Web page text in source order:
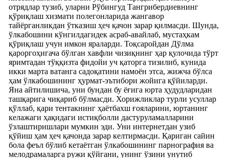
отрядлар тузиб, уларни Рўбингуд Тангрибердиевнинг
қўриқлаш хизмати полегонларида жангавор
тайёрганликдан ўтказиш ҳеч қачон зарар қилмасди. Шунда,
ўлкабошини кўнгилдагидек асраб-авайлаб, мустаҳкам
қўриқлаш учун имкон яраларди. Тоқсаройдан Дўлма
қароргоҳигача бўлган хавфли чизиқнинг ҳар қулочида тўрт
яримтадан тўққизта фидойи уч қаторга тизилиб, кунида
икки марта ватанга садоқатини намоён этса, жижча бўлса
ҳам ўлкабошининг ҳурмат-эътибори жойига қўйиларди.
Яна айтилишича, уни бундан бу ёғига юрта ҳудудларидан
ташқарига чиқариб бўлмасди. Хорижликлар турли усуллар
қўллаб, қари тентакнинг ҳаётбахш ғояларини, юртанинг
келажаги ҳақидаги истиқболли дастуруламалларини
ўзлаштиришлари мумкин эди. Уни интернетдан узиб
қўйиш ҳам ҳеч қачонда зарар келтирмасди. Қариган сайин
бола феъл бўлиб кетаётган ўлкабошининг парнография ва
мелодрамаларга ружи қўйгани, унинг ўзини унутиб